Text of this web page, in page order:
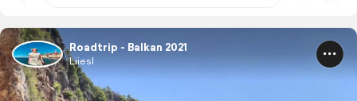
Roadtrip - Balkan 2021
Liiesl